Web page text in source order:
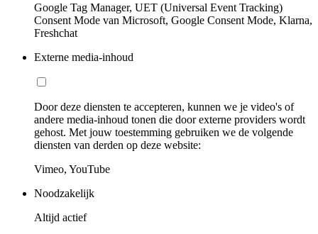
Google Tag Manager, UET (Universal Event Tracking)
Consent Mode van Microsoft, Google Consent Mode, Klarna,
Freshchat
Externe media-inhoud
Door deze diensten te accepteren, kunnen we je video's of
andere media-inhoud tonen die door externe providers wordt
gehost. Met jouw toestemming gebruiken we de volgende
diensten van derden op deze website:
Vimeo, YouTube
Noodzakelijk
Altijd actief